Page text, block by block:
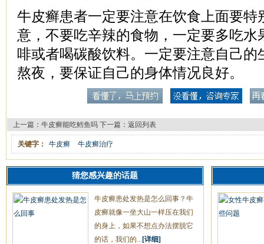
牛皮癣患者一定要注意在饮食上面要特
意，不要吃辛辣的食物，一定要多吃水
啡或者喝碳酸饮料。一定要注意自己的
熬夜，要保证自己的身体情况良好。
上一篇： 牛皮癣能吃鳕鱼吗 下一篇： 返回列表
关键字： 牛皮癣 牛皮癣治疗
猜您感兴趣的话题
牛皮癣患处发热是怎么回事？牛
皮癣就像一坐大山一样压在我们
的身上，如果不想点办法摆脱它
的话，我们的... [详细]